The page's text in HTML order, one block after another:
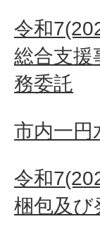
令和
総合支援
務委託
市内一円
令和
梱包及び